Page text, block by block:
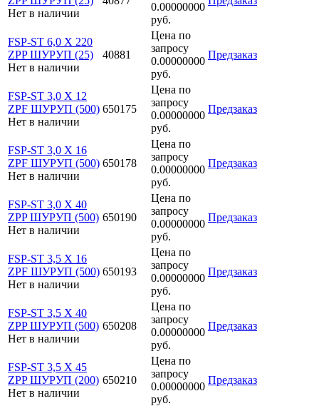
Нет в наличии
0.00000000
руб.
FSP-ST 6,0 X 220
ZPP ШУРУП (25)
Нет в наличии
40881
Цена по
запросу
0.00000000
руб.
Предзаказ
FSP-ST 3,0 X 12
ZPF ШУРУП (500)
Нет в наличии
650175
Цена по
запросу
0.00000000
руб.
Предзаказ
FSP-ST 3,0 X 16
ZPF ШУРУП (500)
Нет в наличии
650178
Цена по
запросу
0.00000000
руб.
Предзаказ
FSP-ST 3,0 X 40
ZPP ШУРУП (500)
Нет в наличии
650190
Цена по
запросу
0.00000000
руб.
Предзаказ
FSP-ST 3,5 X 16
ZPF ШУРУП (500)
Нет в наличии
650193
Цена по
запросу
0.00000000
руб.
Предзаказ
FSP-ST 3,5 X 40
ZPP ШУРУП (500)
Нет в наличии
650208
Цена по
запросу
0.00000000
руб.
Предзаказ
FSP-ST 3,5 X 45
ZPP ШУРУП (200)
Нет в наличии
650210
Цена по
запросу
0.00000000
руб.
Предзаказ